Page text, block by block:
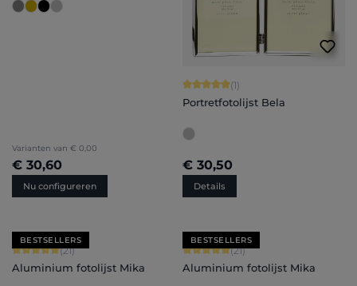
Varianten van € 0,00
€ 30,60
Nu configureren
Gemiddelde waardering van 5 van 5
(1)
Portretfotolijst Bela
€ 30,50
Details
BESTSELLERS
Gemiddelde waardering van 5 van 5 sterren
(21)
Aluminium fotolijst Mika
BESTSELLERS
Gemiddelde waardering van 5 van 5
(21)
Aluminium fotolijst Mika